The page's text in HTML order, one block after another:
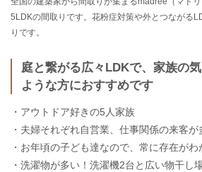
5LDKの間取りです。花粉症対策や外とつながる
りです。
庭と繋がる広々LDKで、家族の
ような方におすすめです
・アウトドア好きの5人家族
・夫婦それぞれ自営業、仕事関係の来客が
・お年頃の子ども達なので、常に存在が
・洗濯物が多い！洗濯機2台と広い物干し